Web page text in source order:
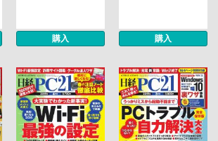
購入 購入